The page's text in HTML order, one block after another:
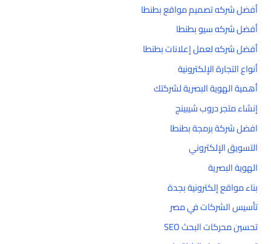
أفضل شركه تصميم مواقع بطنطا
أفضل شركه سيو بطنطا
أفضل شركه لعمل إعلانات بطنطا
أنواع التجارة الإلكترونية
أهمية الهوية البصرية لشركتك
إنشاء متجر دروب شيبينج
افضل شركة برمجة بطنطا
التسويق الإلكتروني
الهوية البصرية
بناء مواقع إلكترونية بجدة
تأسيس الشركات في مصر
تحسين محركات البحث SEO